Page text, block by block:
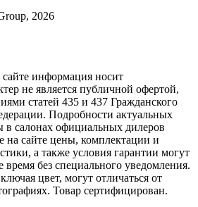
2026
информация носит
не является публичной офертой,
статей 435 и 437 Гражданского
Подробности актуальных
салонах официальных дилеров
сайте цены, комплектации и
а также условия гарантии могут
без специального уведомления.
цвет, могут отличаться от
Товар сертифицирован.